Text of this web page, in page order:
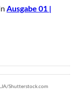
Ausgabe 01 |
Shutterstock.com